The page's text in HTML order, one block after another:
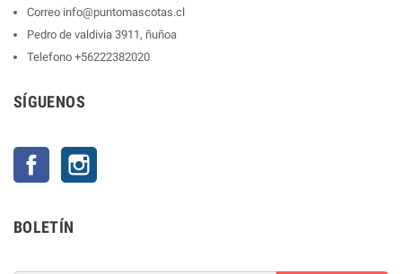
Correo info@puntomascotas.cl
Pedro de valdivia 3911, ñuñoa
Telefono +56222382020
SÍGUENOS
Facebook
BOLETÍN